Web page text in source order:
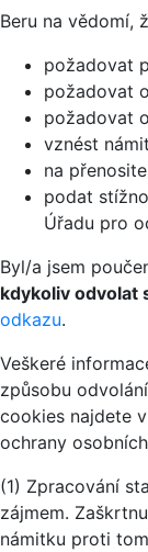
Beru na vědomí,
požadovat
požadovat
požadovat
vznést
na
podat
Úřadu pro
Byl/a jsem
kdykoliv odvolat
odkazu.
Veškeré
způsobu
cookies najdete
ochrany
(1) Zpracování
zájmem.
námitku proti